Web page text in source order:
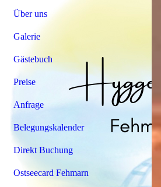
Über uns
Galerie
Gästebuch
Preise
Anfrage
Belegungskalender
Direkt Buchung
Ostseecard Fehmarn